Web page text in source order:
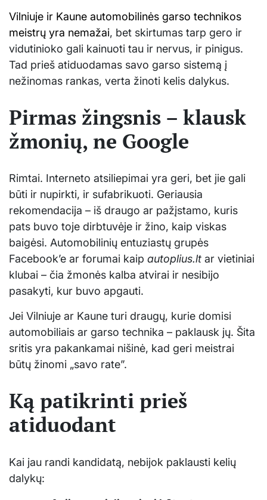
Vilniuje ir Kaune automobilinės garso technikos
meistrų yra nemažai, bet skirtumas tarp gero ir
vidutinioko gali kainuoti tau ir nervus, ir pinigus.
Tad prieš atiduodamas savo garso sistemą į
nežinomas rankas, verta žinoti kelis dalykus.
Pirmas žingsnis – klausk
žmonių, ne Google
Rimtai. Interneto atsiliepimai yra geri, bet jie gali
būti ir nupirkti, ir sufabrikuoti. Geriausia
rekomendacija – iš draugo ar pažįstamo, kuris
pats buvo toje dirbtuvėje ir žino, kaip viskas
baigėsi. Automobilinių entuziastų grupės
Facebook’e ar forumai kaip autoplius.lt ar vietiniai
klubai – čia žmonės kalba atvirai ir nesibijo
pasakyti, kur buvo apgauti.
Jei Vilniuje ar Kaune turi draugų, kurie domisi
automobiliais ar garso technika – paklausk jų. Šita
sritis yra pakankamai nišinė, kad geri meistrai
būtų žinomi „savo rate”.
Ką patikrinti prieš
atiduodant
Kai jau randi kandidatą, nebijok paklausti kelių
dalykų: